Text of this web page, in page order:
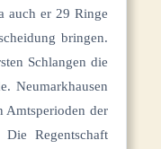
auch er 29 Ringe
bringen.
Schlangen die
Neumarkhausen
Amtsperioden der
Die Regentschaft